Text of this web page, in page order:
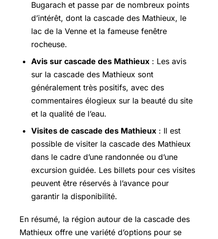
Bugarach et passe par de nombreux points
d’intérêt, dont la cascade des Mathieux, le
lac de la Venne et la fameuse fenêtre
rocheuse.
Avis sur cascade des Mathieux : Les avis
sur la cascade des Mathieux sont
généralement très positifs, avec des
commentaires élogieux sur la beauté du site
et la qualité de l’eau.
Visites de cascade des Mathieux : Il est
possible de visiter la cascade des Mathieux
dans le cadre d’une randonnée ou d’une
excursion guidée. Les billets pour ces visites
peuvent être réservés à l’avance pour
garantir la disponibilité.
En résumé, la région autour de la cascade des
Mathieux offre une variété d’options pour se